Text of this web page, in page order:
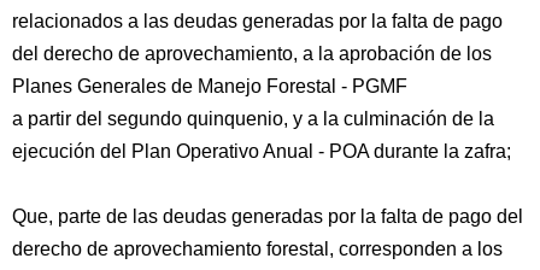
relacionados a las deudas generadas por la falta de pago
del derecho de aprovechamiento, a la aprobación de los
Planes Generales de Manejo Forestal - PGMF
a partir del segundo quinquenio, y a la culminación de la
ejecución del Plan Operativo Anual - POA durante la zafra;
Que, parte de las deudas generadas por la falta de pago del
derecho de aprovechamiento forestal, corresponden a los